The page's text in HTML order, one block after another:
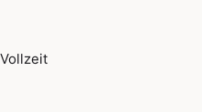
Vollzeit